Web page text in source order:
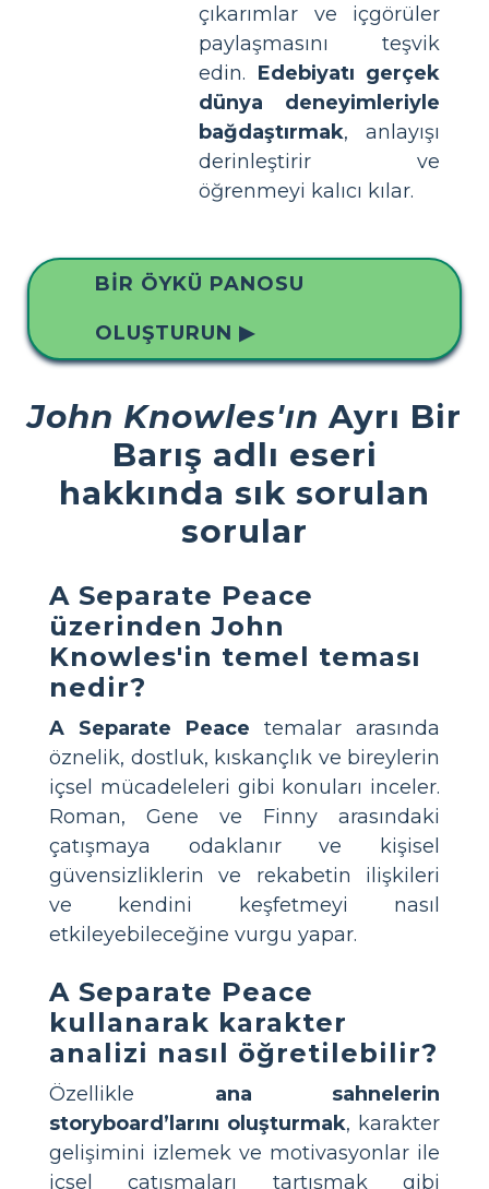
çıkarımlar ve içgörüler
paylaşmasını teşvik
edin. Edebiyatı gerçek
dünya deneyimleriyle
bağdaştırmak, anlayışı
derinleştirir ve
öğrenmeyi kalıcı kılar.
BIR ÖYKÜ PANOSU
OLUŞTURUN ▶
John Knowles'ın Ayrı Bir
Barış adlı eseri
hakkında sık sorulan
sorular
A Separate Peace
üzerinden John
Knowles'in temel teması
nedir?
A Separate Peace temalar arasında
öznelik, dostluk, kıskançlık ve bireylerin
içsel mücadeleleri gibi konuları inceler.
Roman, Gene ve Finny arasındaki
çatışmaya odaklanır ve kişisel
güvensizliklerin ve rekabetin ilişkileri
ve kendini keşfetmeyi nasıl
etkileyebileceğine vurgu yapar.
A Separate Peace
kullanarak karakter
analizi nasıl öğretilebilir?
Özellikle ana sahnelerin
storyboard’larını oluşturmak, karakter
gelişimini izlemek ve motivasyonlar ile
içsel çatışmaları tartışmak gibi